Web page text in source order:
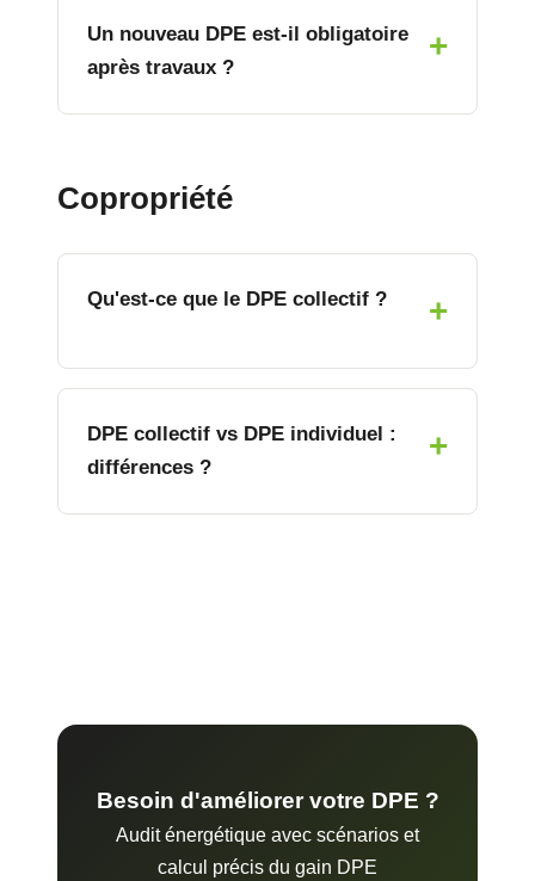
Un nouveau DPE est-il obligatoire
après travaux ?
Copropriété
Qu'est-ce que le DPE collectif ?
DPE collectif vs DPE individuel :
différences ?
Besoin d'améliorer votre DPE ?
Audit énergétique avec scénarios et
calcul précis du gain DPE